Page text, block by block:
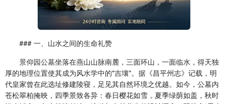
### 一、山水之间的生命礼赞
景仰园公墓坐落在燕山山脉南麓，三面环山，一面临水，得天独
厚的地理位置使其成为风水学中的"吉壤"。据《昌平州志》记载，明
代皇家曾在此选址修建陵寝，足见其自然环境之优越。如今，公墓内
苍松翠柏掩映，四季景致各异：春日樱花如雪，夏季绿荫如盖，秋时